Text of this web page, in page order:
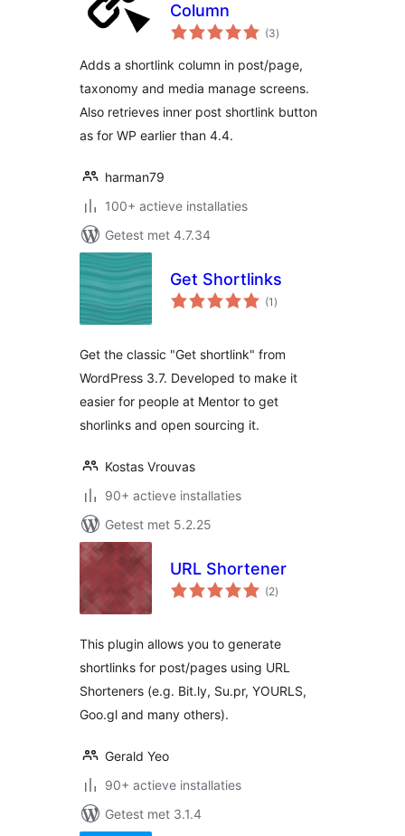
Column
(3totaal
waarderingen
)
Adds a shortlink column in post/page,
taxonomy and media manage screens.
Also retrieves inner post shortlink button
as for WP earlier than 4.4.
harman79
100+ actieve installaties
Getest met 4.7.34
Get Shortlinks
(1 totaal
waarderingen
)
Get the classic "Get shortlink" from
WordPress 3.7. Developed to make it
easier for people at Mentor to get
shorlinks and open sourcing it.
Kostas Vrouvas
90+ actieve installaties
Getest met 5.2.25
URL Shortener
(2totaal
waarderingen
)
This plugin allows you to generate
shortlinks for post/pages using URL
Shorteners (e.g. Bit.ly, Su.pr, YOURLS,
Goo.gl and many others).
Gerald Yeo
90+ actieve installaties
Getest met 3.1.4